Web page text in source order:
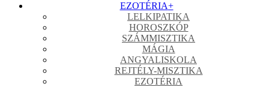
EZOTÉRIA+
LELKIPATIKA
HOROSZKÓP
SZÁMMISZTIKA
MÁGIA
ANGYALISKOLA
REJTÉLY-MISZTIKA
EZOTÉRIA